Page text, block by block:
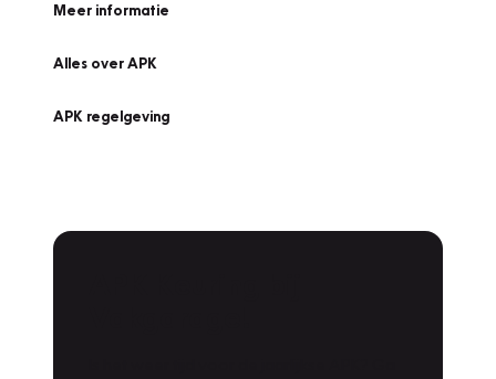
Meer informatie
Alles over APK
APK regelgeving